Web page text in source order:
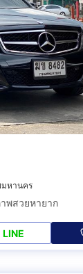
มหานคร
พสวยหายาก
LINE